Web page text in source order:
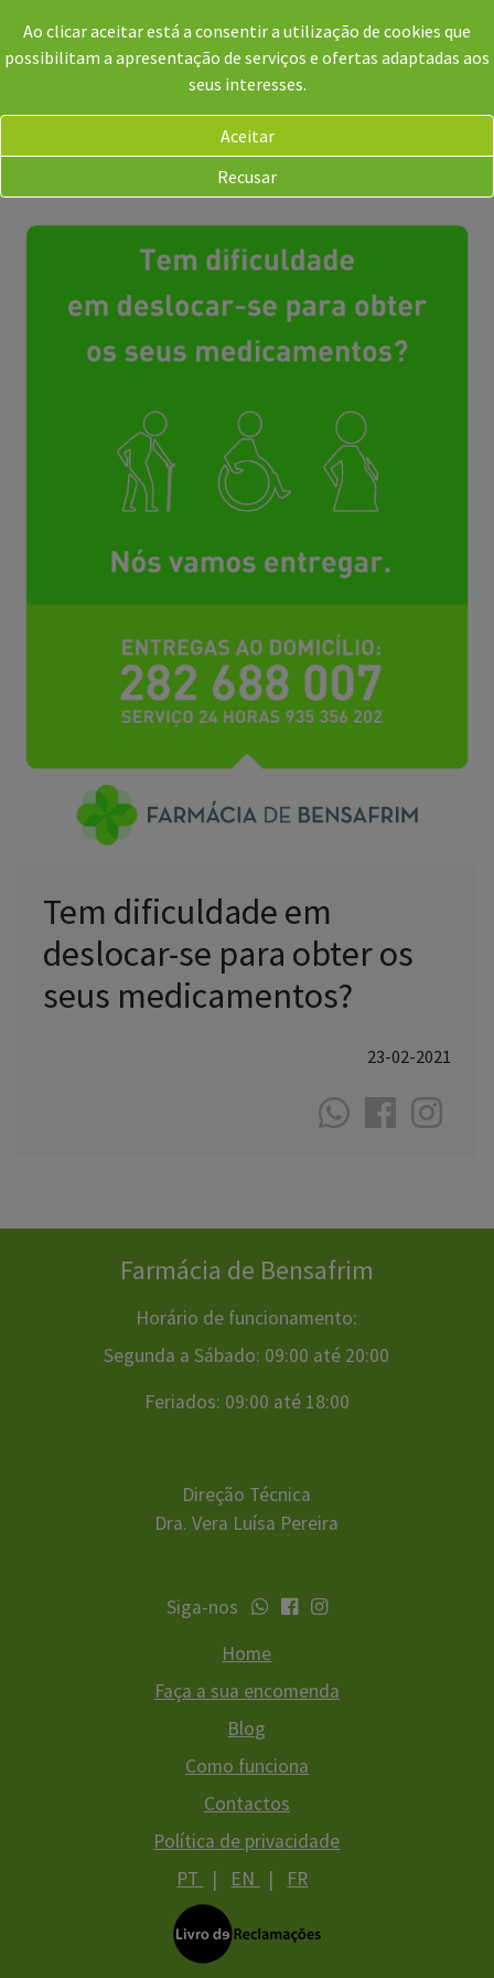
Tem dificuldade em
deslocar-se para obter os
seus medicamentos?
23-02-2021
Farmácia de Bensafrim
Horário de funcionamento:
Segunda a Sábado: 09:00 até 20:00
Feriados: 09:00 até 18:00
Direção Técnica
Dra. Vera Luísa Pereira
Siga-nos
Home
Faça a sua encomenda
Blog
Como funciona
Contactos
Política de privacidade
PT
| EN | FR
Ao clicar aceitar está a consentir a utilização de cookies que
possibilitam a apresentação de serviços e ofertas adaptadas aos
seus interesses.
Aceitar
Recusar